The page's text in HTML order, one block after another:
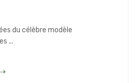
du célèbre modèle
...